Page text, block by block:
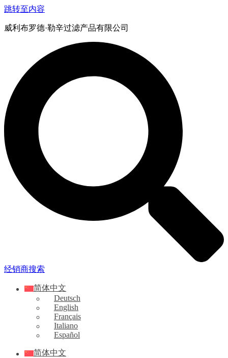
跳转至内容
威利布罗德·勒辛过滤产品有限公司
经销商搜索
简体中文
Deutsch
English
Français
Italiano
Español
简体中文